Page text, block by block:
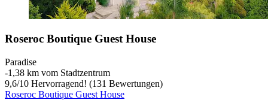
Roseroc Boutique Guest House
Paradise
‐1,38 km vom Stadtzentrum
9,6/10 Hervorragend! (131 Bewertungen)
Roseroc Boutique Guest House